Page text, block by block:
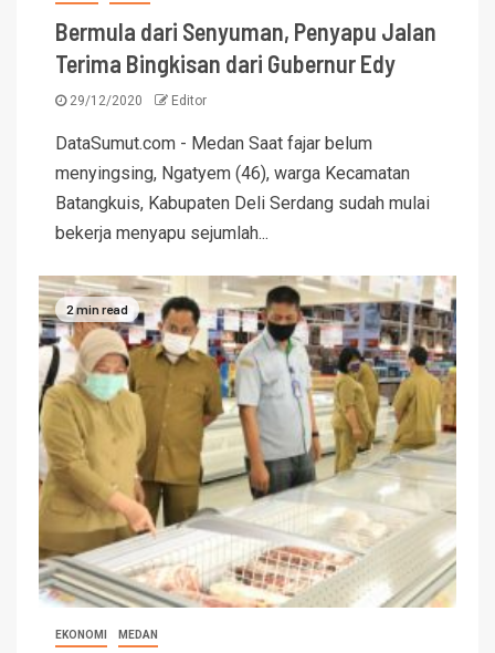
Bermula dari Senyuman, Penyapu Jalan
Terima Bingkisan dari Gubernur Edy
29/12/2020 Editor
DataSumut.com - Medan Saat fajar belum
menyingsing, Ngatyem (46), warga Kecamatan
Batangkuis, Kabupaten Deli Serdang sudah mulai
bekerja menyapu sejumlah...
2 min read
EKONOMI MEDAN